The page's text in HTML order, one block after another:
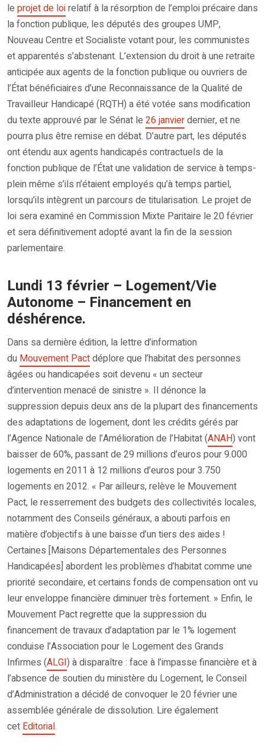
le projet de loirelatif à la résorption de l’emploi précaire dans
la fonction publique, les députés des groupes UMP,
Nouveau Centre et Socialiste votant pour, les communistes
et apparentés s’abstenant. L’extension du droit à une retraite
anticipée aux agents de la fonction publique ou ouvriers de
l’État bénéficiaires d’une Reconnaissance de la Qualité de
Travailleur Handicapé (RQTH) a été votée sans modification
du texte approuvé par le Sénat le 26 janvierdernier, et ne
pourra plus être remise en débat. D’autre part, les députés
ont étendu aux agents handicapés contractuels de la
fonction publique de l’État une validation de service à temps-
plein même s’ils n’étaient employés qu’à temps partiel,
lorsqu’ils intègrent un parcours de titularisation. Le projet de
loi sera examiné en Commission Mixte Paritaire le 20 février
et sera définitivement adopté avant la fin de la session
parlementaire.
Lundi 13 février – Logement/Vie
Autonome – Financement en
déshérence.
Dans sa dernière édition, la lettre d’information
du Mouvement Pactdéplore que l’habitat des personnes
âgées ou handicapées soit devenu « un secteur
d’intervention menacé de sinistre ». Il dénonce la
suppression depuis deux ans de la plupart des financements
des adaptations de logement, dont les crédits gérés par
l’Agence Nationale de l’Amélioration de l’Habitat (ANAH) vont
baisser de 60%, passant de 29 millions d’euros pour 9.000
logements en 2011 à 12 millions d’euros pour 3.750
logements en 2012. « Par ailleurs, relève le Mouvement
Pact, le resserrement des budgets des collectivités locales,
notamment des Conseils généraux, a abouti parfois en
matière d’objectifs à une baisse d’un tiers des aides !
Certaines [Maisons Départementales des Personnes
Handicapées] abordent les problèmes d’habitat comme une
priorité secondaire, et certains fonds de compensation ont vu
leur enveloppe financière diminuer très fortement. » Enfin, le
Mouvement Pact regrette que la suppression du
financement de travaux d’adaptation par le 1% logement
conduise l’Association pour le Logement des Grands
Infirmes (ALGI) à disparaître : face à l’impasse financière et à
l’absence de soutien du ministère du Logement, le Conseil
d’Administration a décidé de convoquer le 20 février une
assemblée générale de dissolution. Lire également
cet Editorial.